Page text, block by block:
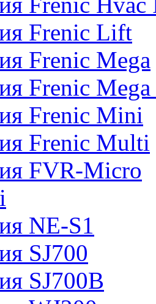
Frenic Lift
Frenic Mega
Frenic Mega
Frenic Mini
Frenic Multi
FVR-Micro
NE-S1
SJ700
SJ700B